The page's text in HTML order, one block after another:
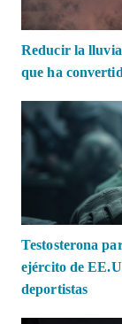
Reducir la
que ha
Testosterona
ejército de
deportistas